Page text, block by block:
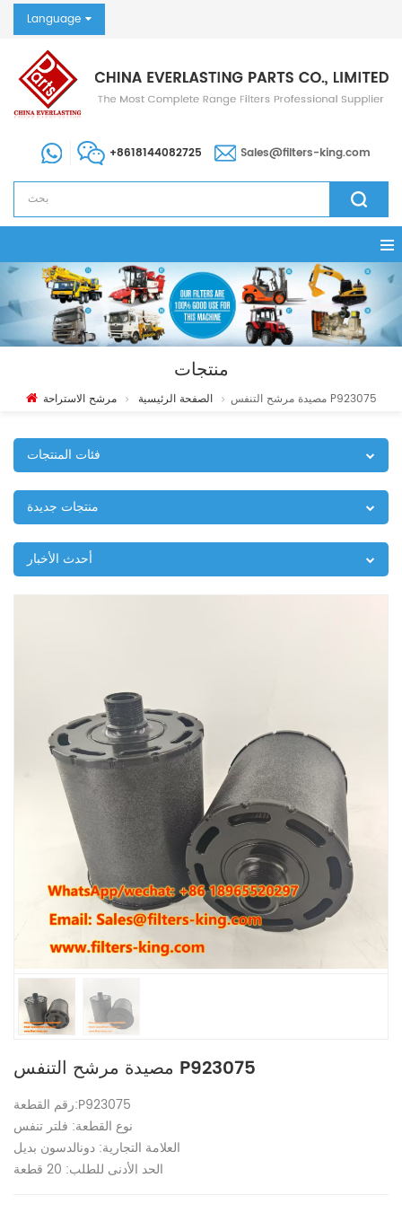
Language
+8618144082725 Sales@filters-king.com
منتجات
الصفحة الرئيسية مرشح الاستراحة مصيدة مرشح التنفس P923075
فئات المنتجات
منتجات جديدة
أحدث الأخبار
مصيدة مرشح التنفس P923075
رقم القطعة:P923075
نوع القطعة: فلتر تنفس
العلامة التجارية: دونالدسون بديل
الحد الأدنى للطلب: 20 قطعة